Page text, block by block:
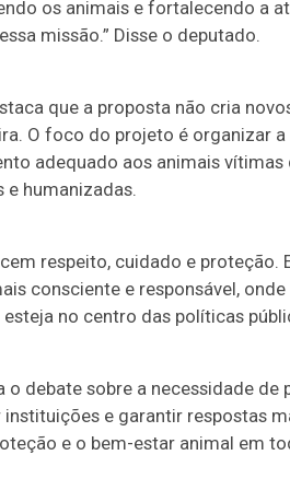
os animais e fortalecendo a
missão.” Disse o deputado.
que a proposta não cria
O foco do projeto é organizar
adequado aos animais
e humanizadas.
respeito, cuidado e
consciente e responsável,
no centro das políticas
o debate sobre a necessidade
e garantir respostas
e o bem-estar animal em